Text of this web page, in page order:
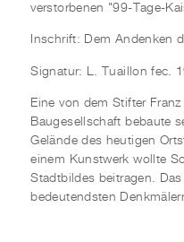
verstorbenen "99-Tage-
Inschrift: Dem Andenken
Signatur: L. Tuaillon fec.
Eine von dem Stifter
Baugesellschaft bebaute
Gelände des heutigen
einem Kunstwerk wollte
Stadtbildes beitragen.
bedeutendsten